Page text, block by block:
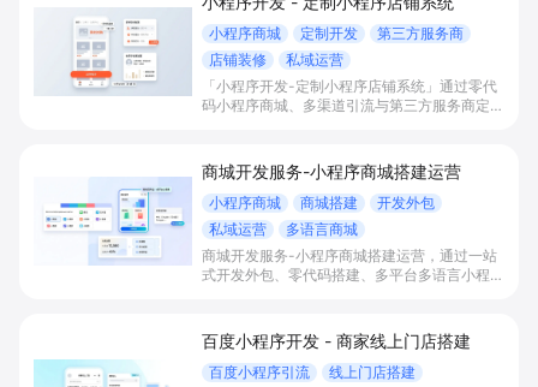
小程序商城 定制开发
第三方服务商
店铺装修
私域运营
「小程序开发-定制小程序店铺系统」通过零代
码小程序商城、多渠道引流与第三方服务商定制
私域运营场景，提升获客与复购，实现线上生意
增长。
商城开发服务-小程序商城搭建运营
小程序商城 商城搭建
开发外包
私域运营
多语言商城
商城开发服务-小程序商城搭建运营，通过一站
式开发外包、零代码搭建、多平台多语言小程序
实现低成本获客、提升复购与业绩增长。
百度小程序开发 - 商家线上门店搭建
百度小程序引流
线上门店搭建